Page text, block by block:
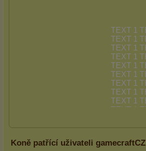
Koně patřící uživateli gamecraftCZ